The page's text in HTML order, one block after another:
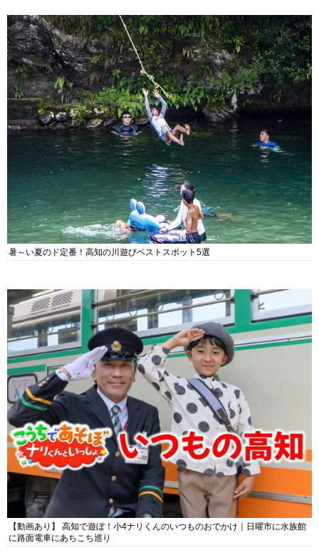
暑～い夏のド定番！高知の川遊びベストスポット5選
【動画あり】 高知で遊ぼ！小4ナリくんのいつものおでかけ｜日曜市に水族館
に路面電車にあちこち巡り